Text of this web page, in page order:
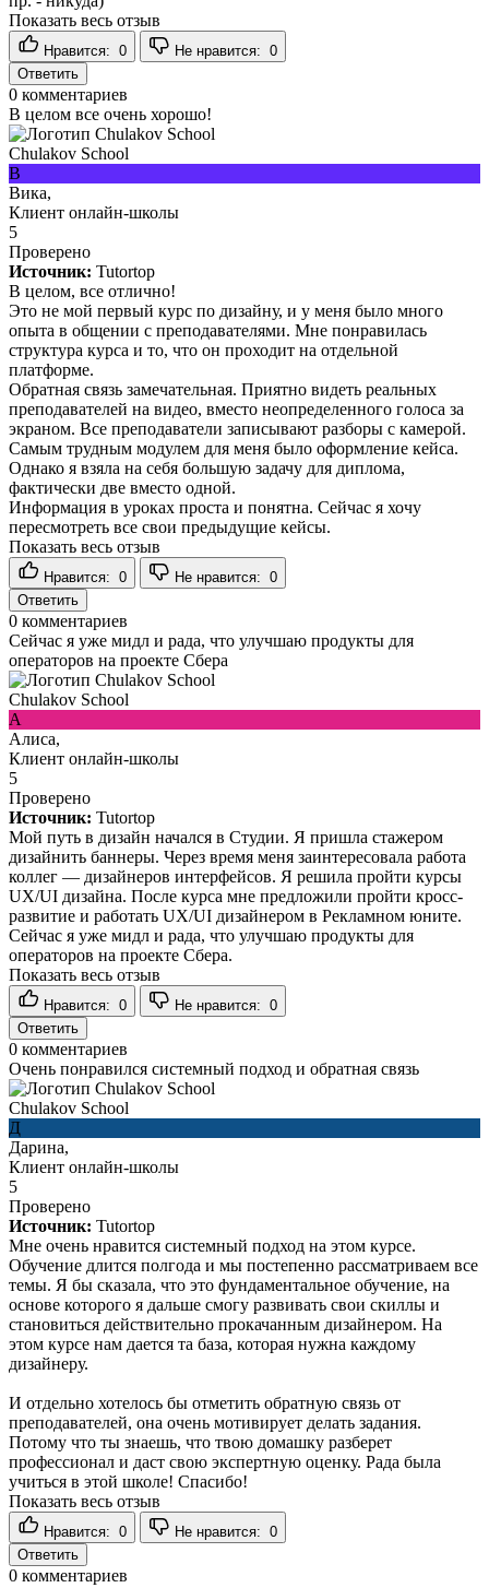
Показать весь отзыв
Нравится: 0 Не нравится: 0
Ответить
0 комментариев
В целом все очень хорошо!
Chulakov School
В
Вика,
Клиент онлайн-школы
5
Проверено
Источник: Tutortop
В целом, все отлично!
Это не мой первый курс по дизайну, и у меня было много
опыта в общении с преподавателями. Мне понравилась
структура курса и то, что он проходит на отдельной
платформе.
Обратная связь замечательная. Приятно видеть реальных
преподавателей на видео, вместо неопределенного голоса за
экраном. Все преподаватели записывают разборы с камерой.
Самым трудным модулем для меня было оформление кейса.
Однако я взяла на себя большую задачу для диплома,
фактически две вместо одной.
Информация в уроках проста и понятна. Сейчас я хочу
пересмотреть все свои предыдущие кейсы.
Показать весь отзыв
Нравится: 0 Не нравится: 0
Ответить
0 комментариев
Сейчас я уже мидл и рада, что улучшаю продукты для
операторов на проекте Сбера
Chulakov School
А
Алиса,
Клиент онлайн-школы
5
Проверено
Источник: Tutortop
Мой путь в дизайн начался в Студии. Я пришла стажером
дизайнить баннеры. Через время меня заинтересовала работа
коллег — дизайнеров интерфейсов. Я решила пройти курсы
UX/UI дизайна. После курса мне предложили пройти кросс-
развитие и работать UX/UI дизайнером в Рекламном юните.
Сейчас я уже мидл и рада, что улучшаю продукты для
операторов на проекте Сбера.
Показать весь отзыв
Нравится: 0 Не нравится: 0
Ответить
0 комментариев
Очень понравился системный подход и обратная связь
Chulakov School
Д
Дарина,
Клиент онлайн-школы
5
Проверено
Источник: Tutortop
Мне очень нравится системный подход на этом курсе.
Обучение длится полгода и мы постепенно рассматриваем все
темы. Я бы сказала, что это фундаментальное обучение, на
основе которого я дальше смогу развивать свои скиллы и
становиться действительно прокачанным дизайнером. На
этом курсе нам дается та база, которая нужна каждому
дизайнеру.
И отдельно хотелось бы отметить обратную связь от
преподавателей, она очень мотивирует делать задания.
Потому что ты знаешь, что твою домашку разберет
профессионал и даст свою экспертную оценку. Рада была
учиться в этой школе! Спасибо!
Показать весь отзыв
Нравится: 0 Не нравится: 0
Ответить
0 комментариев